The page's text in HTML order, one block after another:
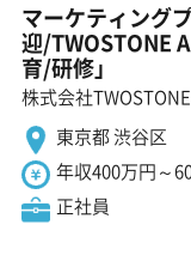
マーケティング
迎/TWOSTONE
育/研修」
株式会社
東京都 渋谷区
年収400万円～
正社員